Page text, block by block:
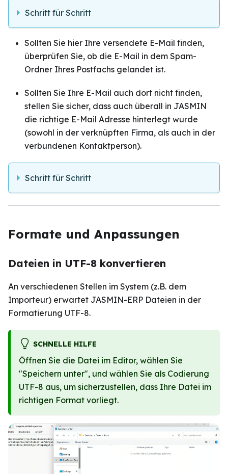
Schritt für Schritt
Sollten Sie hier Ihre versendete E-Mail finden,
überprüfen Sie, ob die E-Mail in dem Spam-
Ordner Ihres Postfachs gelandet ist.
Sollten Sie Ihre E-Mail auch dort nicht finden,
stellen Sie sicher, dass auch überall in JASMIN
die richtige E-Mail Adresse hinterlegt wurde
(sowohl in der verknüpften Firma, als auch in der
verbundenen Kontaktperson).
Schritt für Schritt
Formate und Anpassungen
Dateien in UTF-8 konvertieren
An verschiedenen Stellen im System (z.B. dem
Importeur) erwartet JASMIN-ERP Dateien in der
Formatierung UTF-8.
SCHNELLE HILFE
Öffnen Sie die Datei im Editor, wählen Sie
"Speichern unter", und wählen Sie als Codierung
UTF-8 aus, um sicherzustellen, dass Ihre Datei im
richtigen Format vorliegt.